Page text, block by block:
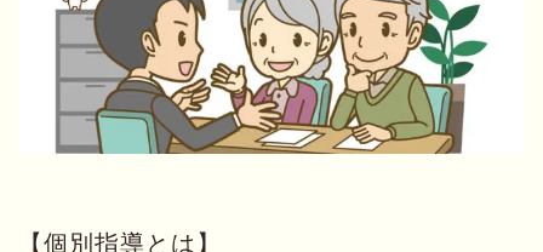
【個別指導とは】